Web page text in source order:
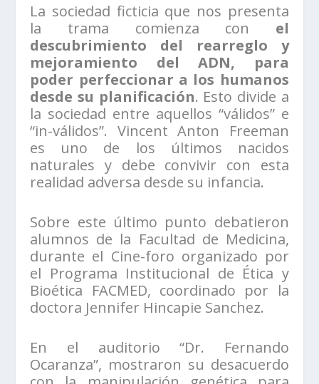
La sociedad ficticia que nos presenta
la trama comienza con el
descubrimiento del rearreglo y
mejoramiento del ADN, para
poder perfeccionar a los humanos
desde su planificación. Esto divide a
la sociedad entre aquellos “válidos” e
“in-válidos”. Vincent Anton Freeman
es uno de los últimos nacidos
naturales y debe convivir con esta
realidad adversa desde su infancia.
Sobre este último punto debatieron
alumnos de la Facultad de Medicina,
durante el Cine-foro organizado por
el Programa Institucional de Ética y
Bioética FACMED, coordinado por la
doctora Jennifer Hincapie Sanchez.
En el auditorio “Dr. Fernando
Ocaranza”, mostraron su desacuerdo